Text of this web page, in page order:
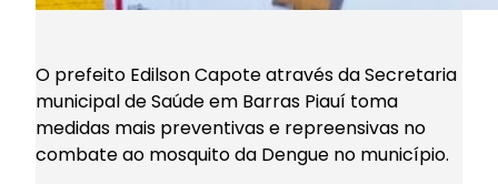
O prefeito Edilson Capote através da Secretaria
municipal de Saúde em Barras Piauí toma
medidas mais preventivas e repreensivas no
combate ao mosquito da Dengue no município.